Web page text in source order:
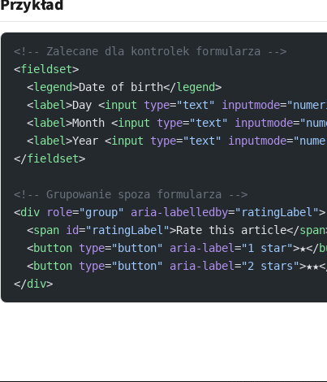
Przykład
<!-- Zalecane dla kontrolek formularza -->
<fieldset>
  <
legend>Date of birth</legend>
  <
label>Day <input type="text" inputmode=
  <
label>Month <input type="text" inputmode=
  <
label>Year <input type="text" inputmode=
</fieldset>
<!-- Grupowanie spoza formularza -->
<div role="group" aria-labelledby="ratingLabel">
  <
span id="ratingLabel">Rate this article</span
  <
button type="button" aria-label="1 star">★</
  <
button type="button" aria-label="2 stars"
</div>